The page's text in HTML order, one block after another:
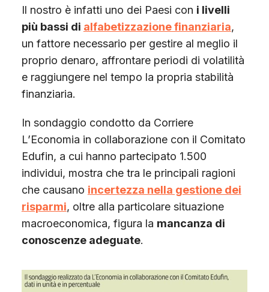
Il nostro è infatti uno dei Paesi con i livelli
più bassi di alfabetizzazione finanziaria,
un fattore necessario per gestire al meglio il
proprio denaro, affrontare periodi di volatilità
e raggiungere nel tempo la propria stabilità
finanziaria.
In sondaggio condotto da Corriere
L’Economia in collaborazione con il Comitato
Edufin, a cui hanno partecipato 1.500
individui, mostra che tra le principali ragioni
che causano incertezza nella gestione dei
risparmi, oltre alla particolare situazione
macroeconomica, figura la mancanza di
conoscenze adeguate.